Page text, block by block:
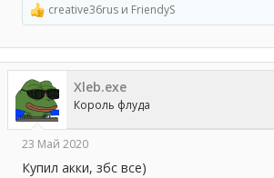
Р
е
а
к
ц
и
и
:
creative36rus и FriendyS
Xleb.exe
Король флуда
23 Май 2020
Купил акки, збс все)